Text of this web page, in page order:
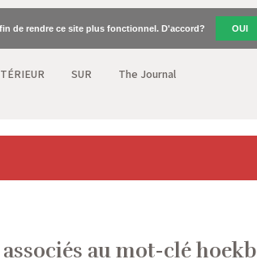
SUR The Journal
au mot-clé
de rendre ce site plus fonctionnel. D'accord? OUI